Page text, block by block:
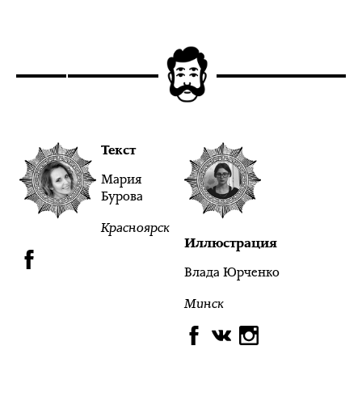
Текст
Мария
Бурова
Красноярск
Иллюстрация
Влада Юрченко
Минск